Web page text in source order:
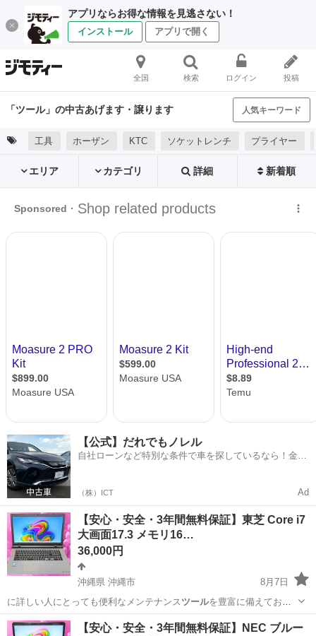
アプリならお得な情報を見逃さない！
インストール アプリで開く
全国 検索 ログイン 投稿
「ツール」の中古あげます・譲ります 人気キーワード
工具 ホーザン KTC ソケットレンチ プライヤー
エリア カテゴリ 詳細 新着順
【公式】だれでもノレル
自社ローンなど特別な条件で車を探しているなら！金利
（株）ICT Ad
【安心・安全・3年間無料保証】東芝 Core i7
大画面17.3 メモリ16…
36,000円
沖縄県 沖縄市
8月7日
に詳しい人にとっても便利なメンテナンス ツールを豊富に備えており
ます。 ※付属品、…
沖縄 沖縄市 ノートパソコン 動画
【安心・安全・3年間無料保証】NEC ブルー